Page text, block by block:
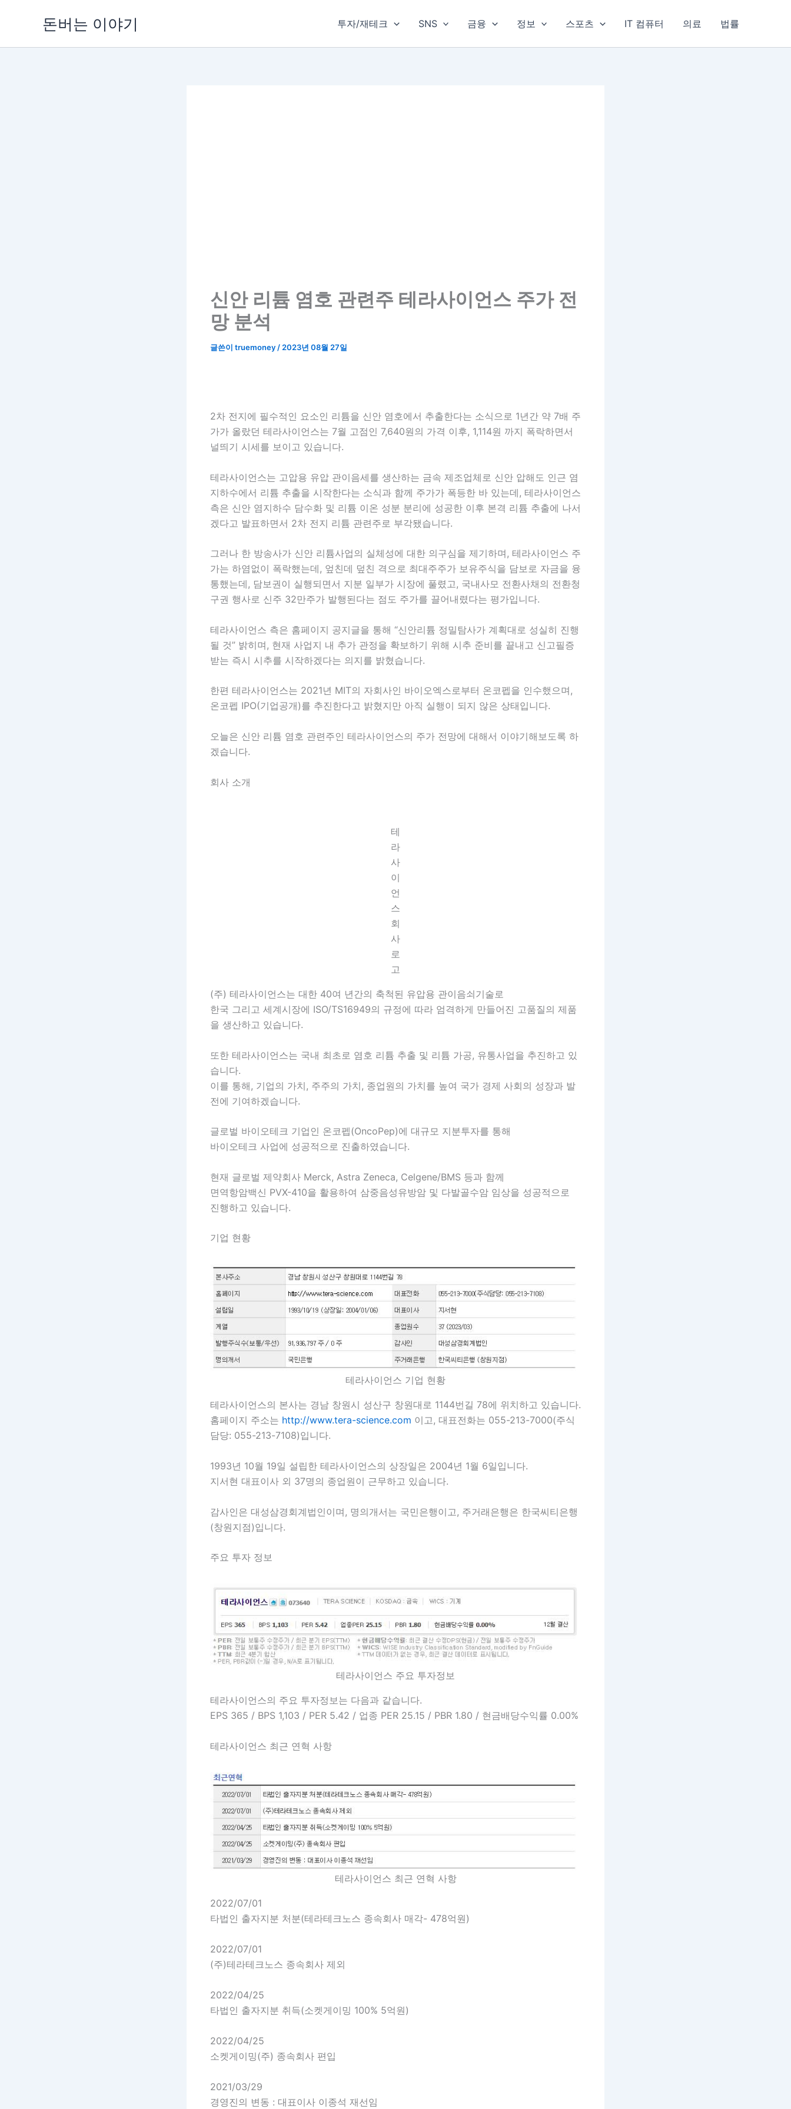
돈버는 이야기 투자/재테크 SNS 금융 정보 스포츠 IT 컴퓨터 의료 법률
신안 리튬 염호 관련주 테라사이언스 주가 전
망 분석
글쓴이 truemoney / 2023년 08월 27일
2차 전지에 필수적인 요소인 리튬을 신안 염호에서 추출한다는 소식으로 1년간 약 7배 주
가가 올랐던 테라사이언스는 7월 고점인 7,640원의 가격 이후, 1,114원 까지 폭락하면서
널띄기 시세를 보이고 있습니다.
테라사이언스는 고압용 유압 관이음세를 생산하는 금속 제조업체로 신안 압해도 인근 염
지하수에서 리튬 추출을 시작한다는 소식과 함께 주가가 폭등한 바 있는데, 테라사이언스
측은 신안 염지하수 담수화 및 리튬 이온 성분 분리에 성공한 이후 본격 리튬 추출에 나서
겠다고 발표하면서 2차 전지 리튬 관련주로 부각됐습니다.
그러나 한 방송사가 신안 리튬사업의 실체성에 대한 의구심을 제기하며, 테라사이언스 주
가는 하염없이 폭락했는데, 엎친데 덮친 격으로 최대주주가 보유주식을 담보로 자금을 융
통했는데, 담보권이 실행되면서 지분 일부가 시장에 풀렸고, 국내사모 전환사채의 전환청
구권 행사로 신주 32만주가 발행된다는 점도 주가를 끌어내렸다는 평가입니다.
테라사이언스 측은 홈페이지 공지글을 통해 “신안리튬 정밀탐사가 계획대로 성실히 진행
될 것” 밝히며, 현재 사업지 내 추가 관정을 확보하기 위해 시추 준비를 끝내고 신고필증
받는 즉시 시추를 시작하겠다는 의지를 밝혔습니다.
한편 테라사이언스는 2021년 MIT의 자회사인 바이오엑스로부터 온코펩을 인수했으며,
온코펩 IPO(기업공개)를 추진한다고 밝혔지만 아직 실행이 되지 않은 상태입니다.
오늘은 신안 리튬 염호 관련주인 테라사이언스의 주가 전망에 대해서 이야기해보도록 하
겠습니다.
회사 소개
테
라
사
이
언
스
회
사
로
고
(주) 테라사이언스는 대한 40여 년간의 축척된 유압용 관이음쇠기술로
한국 그리고 세계시장에 ISO/TS16949의 규정에 따라 엄격하게 만들어진 고품질의 제품
을 생산하고 있습니다.
또한 테라사이언스는 국내 최초로 염호 리튬 추출 및 리튬 가공, 유통사업을 추진하고 있
습니다.
이를 통해, 기업의 가치, 주주의 가치, 종업원의 가치를 높여 국가 경제 사회의 성장과 발
전에 기여하겠습니다.
글로벌 바이오테크 기업인 온코펩(OncoPep)에 대규모 지분투자를 통해
바이오테크 사업에 성공적으로 진출하였습니다.
현재 글로벌 제약회사 Merck, Astra Zeneca, Celgene/BMS 등과 함께
면역항암백신 PVX-410을 활용하여 삼중음성유방암 및 다발골수암 임상을 성공적으로
진행하고 있습니다.
기업 현황
테라사이언스 기업 현황
테라사이언스의 본사는 경남 창원시 성산구 창원대로 1144번길 78에 위치하고 있습니다.
홈페이지 주소는 http://www.tera-science.com 이고, 대표전화는 055-213-7000(주식
담당: 055-213-7108)입니다.
1993년 10월 19일 설립한 테라사이언스의 상장일은 2004년 1월 6일입니다.
지서현 대표이사 외 37명의 종업원이 근무하고 있습니다.
감사인은 대성삼경회계법인이며, 명의개서는 국민은행이고, 주거래은행은 한국씨티은행
(창원지점)입니다.
주요 투자 정보
테라사이언스 주요 투자정보
테라사이언스의 주요 투자정보는 다음과 같습니다.
EPS 365 / BPS 1,103 / PER 5.42 / 업종 PER 25.15 / PBR 1.80 / 현금배당수익률 0.00%
테라사이언스 최근 연혁 사항
테라사이언스 최근 연혁 사항
2022/07/01
타법인 출자지분 처분(테라테크노스 종속회사 매각- 478억원)
2022/07/01
(주)테라테크노스 종속회사 제외
2022/04/25
타법인 출자지분 취득(소켓게이밍 100% 5억원)
2022/04/25
소켓게이밍(주) 종속회사 편입
2021/03/29
경영진의 변동 : 대표이사 이종석 재선임